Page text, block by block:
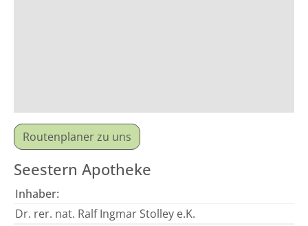
Routenplaner zu uns
Seestern Apotheke
Inhaber:
Dr. rer. nat. Ralf Ingmar Stolley e.K.